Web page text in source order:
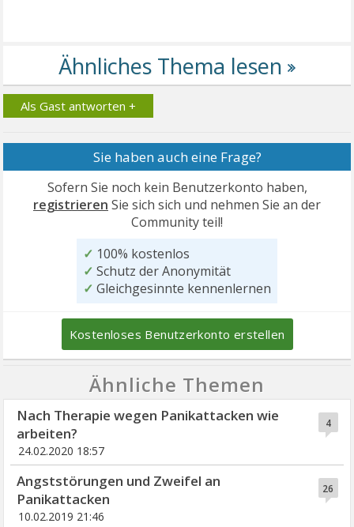
Als Gast antworten +
Sie haben auch eine Frage?
Sofern Sie noch kein Benutzerkonto haben,
registrieren Sie sich sich und nehmen Sie an der
Community teil!
✓ 100% kostenlos
✓ Schutz der Anonymität
✓ Gleichgesinnte kennenlernen
Kostenloses Benutzerkonto erstellen
Ähnliche Themen
4
Nach Therapie wegen Panikattacken wie
arbeiten?
24.02.2020 18:57
26
Angststörungen und Zweifel an
Panikattacken
10.02.2019 21:46